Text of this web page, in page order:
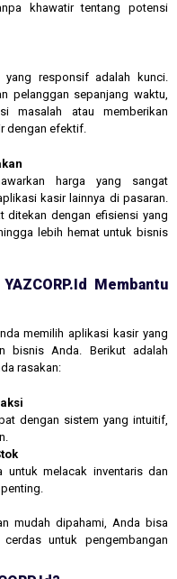
khawatir tentang potensi
yang responsif adalah kunci.
pelanggan sepanjang waktu,
masalah atau memberikan
dengan efektif.
harga yang sangat
kasir lainnya di pasaran.
ditekan dengan efisiensi yang
lebih hemat untuk bisnis
Membantu
memilih aplikasi kasir yang
bisnis Anda. Berikut adalah
rasakan:
dengan sistem yang intuitif,
untuk melacak inventaris dan
mudah dipahami, Anda bisa
untuk pengembangan